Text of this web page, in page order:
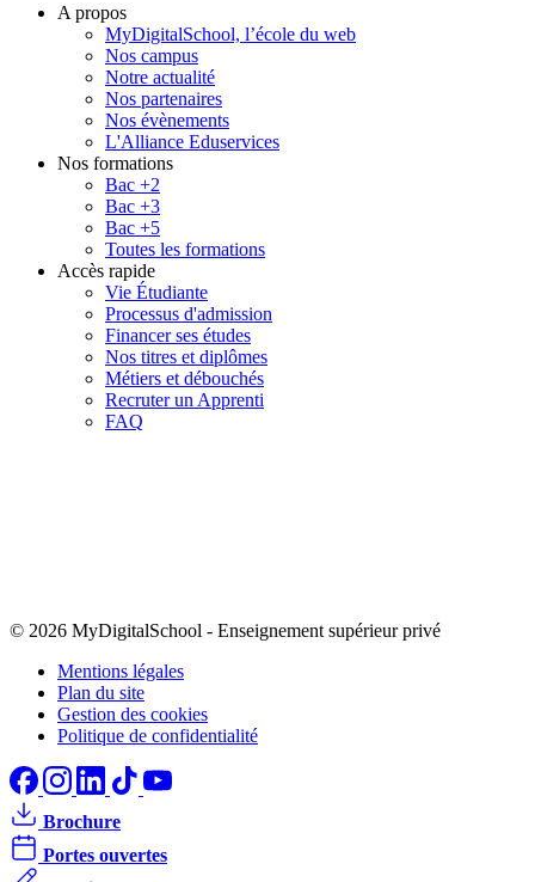
A propos
MyDigitalSchool, l’école du web
Nos campus
Notre actualité
Nos partenaires
Nos évènements
L'Alliance Eduservices
Nos formations
Bac +2
Bac +3
Bac +5
Toutes les formations
Accès rapide
Vie Étudiante
Processus d'admission
Financer ses études
Nos titres et diplômes
Métiers et débouchés
Recruter un Apprenti
FAQ
© 2026 MyDigitalSchool - Enseignement supérieur privé
Mentions légales
Plan du site
Gestion des cookies
Politique de confidentialité
Brochure
Portes ouvertes